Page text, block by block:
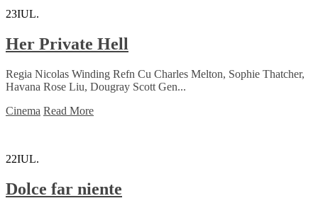
23IUL.
Her Private Hell
Regia Nicolas Winding Refn Cu Charles Melton, Sophie Thatcher,
Havana Rose Liu, Dougray Scott Gen...
Cinema Read More
22IUL.
Dolce far niente